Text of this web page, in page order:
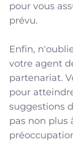
pour vous
prévu.
Enfin,
votre agent
partenariat.
pour
suggestions
pas non plus